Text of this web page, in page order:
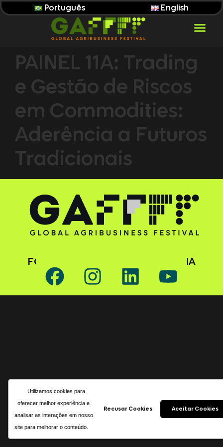
Utilizamos cookies para
oferecer melhor experiência e
analisar as interações em nosso
site para melhorar o conteúdo.
Recusar Cookies Aceitar Cookies
Português English
PAINEL 11A: Trading
e Gestão de Riscos
em Commodities:
Aderência a Futuros
Tradicionais
FOLLOW GAFFFF ON SOCIAL MEDIA